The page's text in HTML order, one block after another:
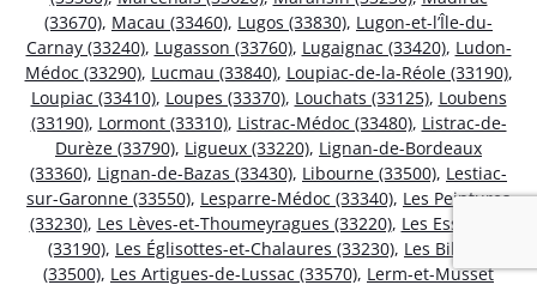
(33670), Macau (33460), Lugos (33830), Lugon-et-l’Île-du-
Carnay (33240), Lugasson (33760), Lugaignac (33420), Ludon-
Médoc (33290), Lucmau (33840), Loupiac-de-la-Réole (33190),
Loupiac (33410), Loupes (33370), Louchats (33125), Loubens
(33190), Lormont (33310), Listrac-Médoc (33480), Listrac-de-
Durèze (33790), Ligueux (33220), Lignan-de-Bordeaux
(33360), Lignan-de-Bazas (33430), Libourne (33500), Lestiac-
sur-Garonne (33550), Lesparre-Médoc (33340), Les Peintures
(33230), Les Lèves-et-Thoumeyragues (33220), Les Esseintes
(33190), Les Églisottes-et-Chalaures (33230), Les Billaux
(33500), Les Artigues-de-Lussac (33570), Lerm-et-Musset